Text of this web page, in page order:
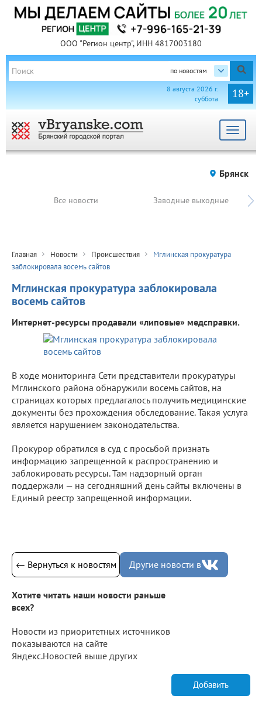
ООО "Регион центр", ИНН 4817003180
по новостям
18+
8 августа 2026 г.
суббота
Toggle
Брянск
Все новости Заводные выходные
Главная Новости Происшествия
Мглинская прокуратура
заблокировала восемь сайтов
Мглинская прокуратура заблокировала
восемь сайтов
Интернет-ресурсы продавали «липовые» медсправки.
В ходе мониторинга Сети представители прокуратуры
Мглинского района обнаружили восемь сайтов, на
страницах которых предлагалось получить медицинские
документы без прохождения обследование. Такая услуга
является нарушением законодательства.
Прокурор обратился в суд с просьбой признать
информацию запрещенной к распространению и
заблокировать ресурсы. Там надзорный орган
поддержали — на сегодняшний день сайты включены в
Единый реестр запрещенной информации.
← Вернуться к новостям Другие новости в
Хотите читать наши новости раньше
всех?
Новости из приоритетных источников
показываются на сайте
Яндекс.Новостей выше других
Добавить